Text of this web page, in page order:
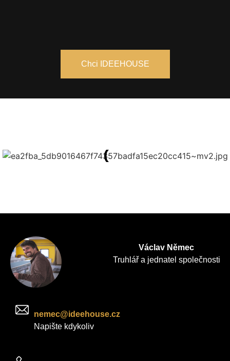
Chci IDEEHOUSE
Václav Němec
Truhlář a jednatel společnosti
nemec@ideehouse.cz
Napište kdykoliv